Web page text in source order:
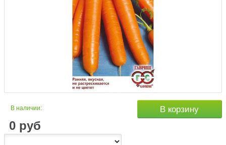
В наличии:
0 руб
В корзину